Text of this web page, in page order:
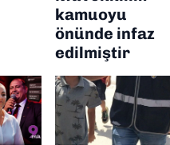
kamuoyu
önünde infaz
edilmiştir